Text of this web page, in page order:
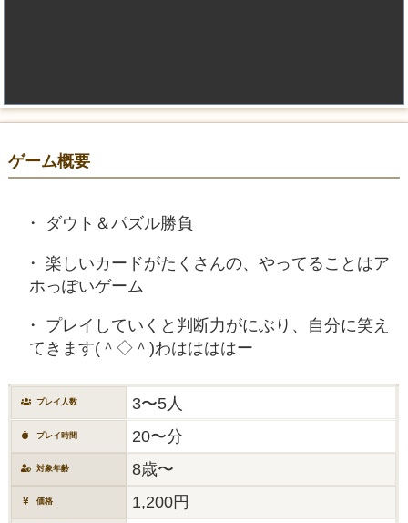
ゲーム概要
ダウト＆パズル勝負
楽しいカードがたくさんの、やってることはア
ホっぽいゲーム
プレイしていくと判断力がにぶり、自分に笑え
てきます(＾◇＾)わははははー
プレイ人数 3〜5人
プレイ時間 20〜分
対象年齢 8歳〜
価格 1,200円